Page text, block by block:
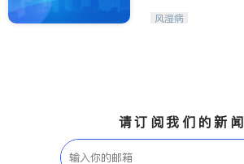
风湿病
请订阅我们的新闻